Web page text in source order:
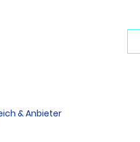
& Anbieter